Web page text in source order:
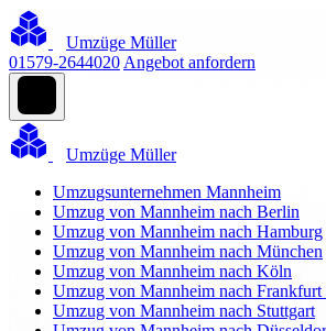
Umzüge Müller
01579-2644020 Angebot anfordern
Umzüge Müller
Umzugsunternehmen Mannheim
Umzug von Mannheim nach Berlin
Umzug von Mannheim nach Hamburg
Umzug von Mannheim nach München
Umzug von Mannheim nach Köln
Umzug von Mannheim nach Frankfurt
Umzug von Mannheim nach Stuttgart